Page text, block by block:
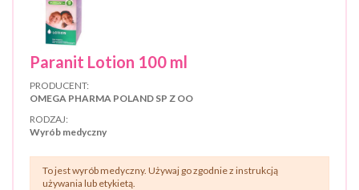
Paranit Lotion 100 ml
PRODUCENT:
OMEGA PHARMA POLAND SP Z OO
RODZAJ:
Wyrób medyczny
To jest wyrób medyczny. Używaj go zgodnie z instrukcją
używania lub etykietą.